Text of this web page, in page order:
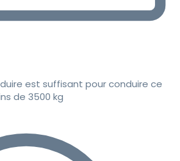
est suffisant pour conduire ce
de 3500 kg